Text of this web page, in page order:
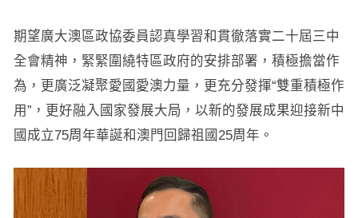
期望廣大澳區政協委員認真學習和貫徹落實二十屆三中
全會精神，緊緊圍繞特區政府的安排部署，積極擔當作
為，更廣泛凝聚愛國愛澳力量，更充分發揮“雙重積極作
用”，更好融入國家發展大局，以新的發展成果迎接新中
國成立75周年華誕和澳門回歸祖國25周年。